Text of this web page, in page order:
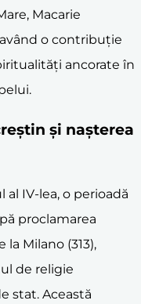
Macarie
o contribuție
ancorate în
și nașterea
al IV-lea, o perioadă
proclamarea
Milano (313),
de religie
stat. Această